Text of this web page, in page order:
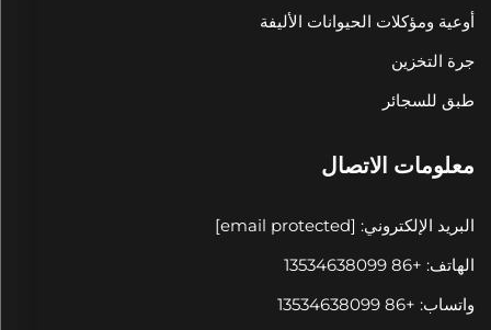
أوعية ومؤكلات الحيوانات الأليفة
جرة التخزين
طبق للسجائر
معلومات الاتصال
البريد الإلكتروني: [email protected]
الهاتف: +86 13534638099
واتساب: +86 13534638099